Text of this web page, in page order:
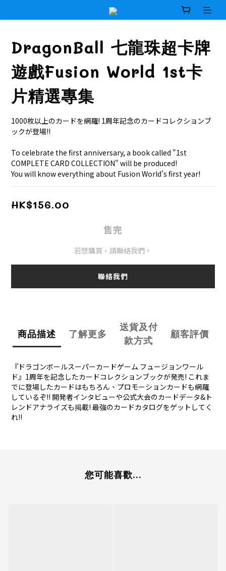
DragonBall 七龍珠超卡牌
遊戲Fusion World 1st卡
片精選專集
1000枚以上のカードを網羅! 1周年記念のカードコレクションブ
ックが登場!!
To celebrate the first anniversary, a book called "1st
COMPLETE CARD COLLECTION" will be produced!
You will know everything about Fusion World's first year!
HK$156.00
售完
若想購買，請聯絡我們。
聯絡我們
商品描述 了解更多
送貨及付
款方式
顧客評價
『ドラゴンボールスーパーカードゲーム フュージョンワール
ド』1周年を記念したカードコレクションブックが発売! これま
でに登場したカードはもちろん、プロモーションカードも網羅
しているぞ!! 開発者インタビューや公式大会のカードデータ&ト
レンドアナライズも掲載! 最強のカードカタログをゲットしてく
れ!!
您可能喜歡...